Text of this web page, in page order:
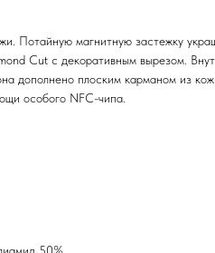
Потайную магнитную застежку
Cut с декоративным вырезом.
дополнено плоским карманом из
особого NFC-чипа.